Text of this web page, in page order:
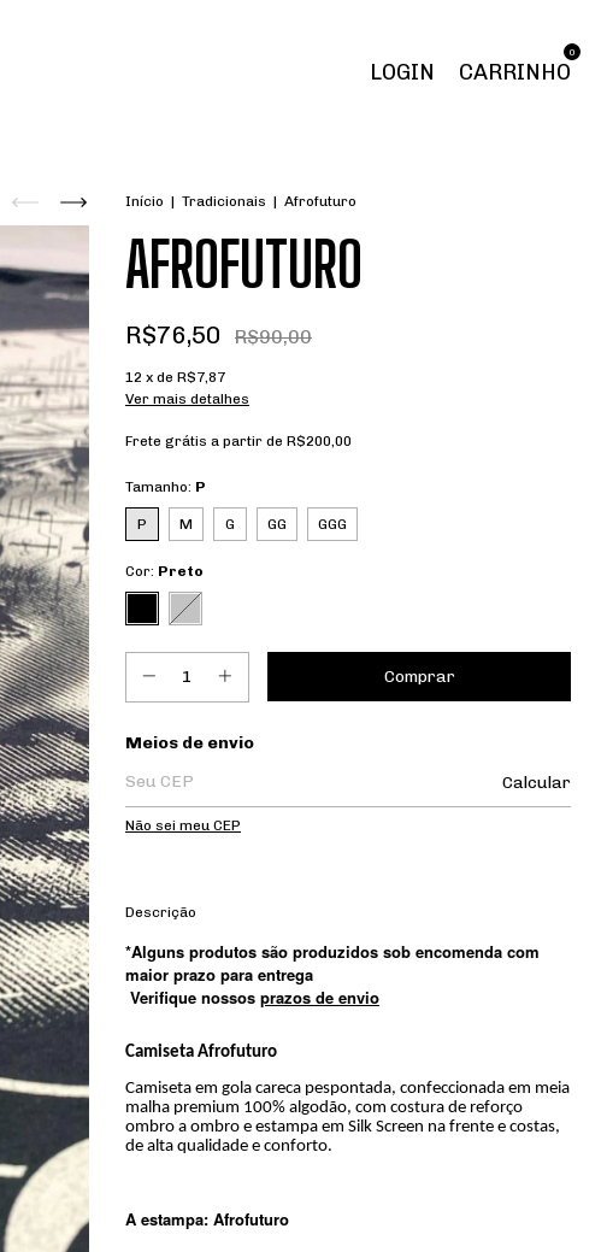
LOGIN CARRINHO
0
Início | Tradicionais | Afrofuturo
AFROFUTURO
R$76,50 R$90,00
12 x de R$7,87
Ver mais detalhes
Frete grátis a partir de R$200,00
Tamanho: P
P M G GG GGG
Cor: Preto
Entregas para o CEP:
Meios de envio
Calcular
Não sei meu CEP
Descrição
*Alguns produtos são produzidos sob encomenda com
maior prazo para entrega
Verifique nossos prazos de envio
Camiseta Afrofuturo
Camiseta em gola careca pespontada, confeccionada em meia
malha premium 100% algodão, com costura de reforço
ombro a ombro e estampa em Silk Screen na frente e costas,
de alta qualidade e conforto.
A estampa: Afrofuturo